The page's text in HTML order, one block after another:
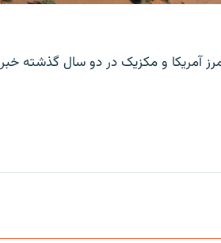
آمریکا و مکزیک در دو سال گذشته خبر